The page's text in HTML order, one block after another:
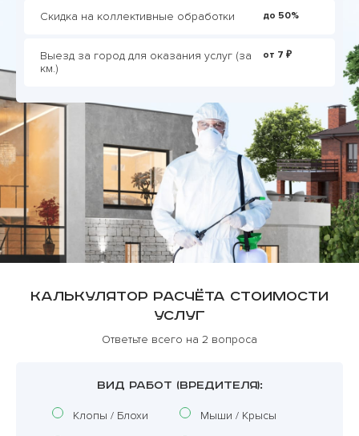
Скидка на коллективные обработки до 50%
Выезд за город для оказания услуг (за
км.)
от 7 ₽
Калькулятор расчёта стоимости
услуг
Ответьте всего на 2 вопроса
ВИД РАБОТ (ВРЕДИТЕЛЯ):
Клопы / Блохи Мыши / Крысы